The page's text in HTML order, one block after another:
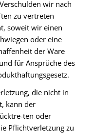
wir nach
zu vertreten
soweit wir einen
oder eine
der Ware
für Ansprüche des
die nicht in
kann der
ten oder
Pflichtverletzung zu